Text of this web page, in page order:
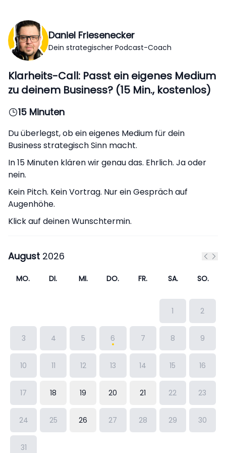
Daniel Friesenecker
Dein strategischer Podcast-Coach
Klarheits-Call: Passt ein eigenes Medium
zu deinem Business? (15 Min., kostenlos)
15 Minuten
Du überlegst, ob ein eigenes Medium für dein
Business strategisch Sinn macht.
In 15 Minuten klären wir genau das. Ehrlich. Ja oder
nein.
Kein Pitch. Kein Vortrag. Nur ein Gespräch auf
Augenhöhe.
Klick auf deinen Wunschtermin.
August 2026
MO. DI. MI. DO. FR. SA. SO.
1 2
3 4 5 6 7 8 9
10 11 12 13 14 15 16
17 18 19 20 21 22 23
24 25 26 27 28 29 30
31